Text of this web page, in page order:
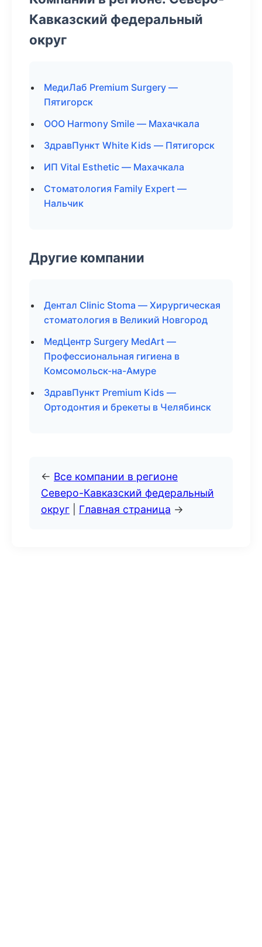
Кавказский федеральный
округ
МедиЛаб Premium Surgery —
Пятигорск
ООО Harmony Smile — Махачкала
ЗдравПункт White Kids — Пятигорск
ИП Vital Esthetic — Махачкала
Стоматология Family Expert —
Нальчик
Другие компании
Дентал Clinic Stoma — Хирургическая
стоматология в Великий Новгород
МедЦентр Surgery MedArt —
Профессиональная гигиена в
Комсомольск-на-Амуре
ЗдравПункт Premium Kids —
Ортодонтия и брекеты в Челябинск
← Все компании в регионе
Северо-Кавказский федеральный
округ
Главная страница →